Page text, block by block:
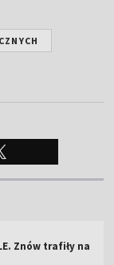
Znów trafiły na